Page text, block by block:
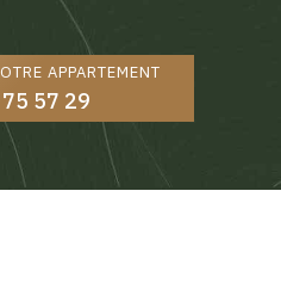
APPARTEMENT
57 29